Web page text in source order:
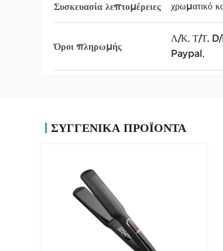
Συσκευασία λεπτομέρειες χρωματικό
Όροι πληρωμής
Λ/Κ, Τ/Τ,
Paypal,
ΣΥΓΓΕΝΙΚΆ ΠΡΟΪΌΝΤΑ